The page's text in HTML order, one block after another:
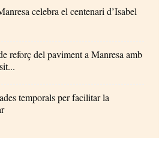
celebra el centenari d’Isabel
reforç del paviment a Manresa amb
temporals per facilitar la